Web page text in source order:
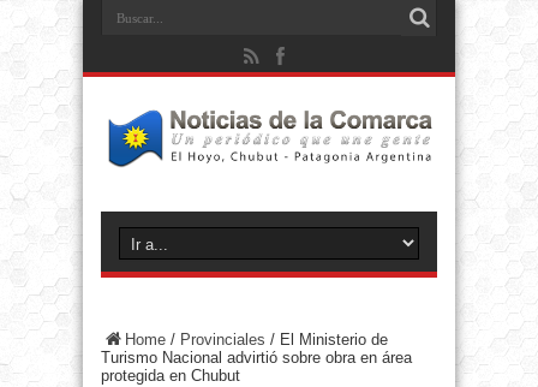
Home / Provinciales / El Ministerio de
Turismo Nacional advirtió sobre obra en área
protegida en Chubut